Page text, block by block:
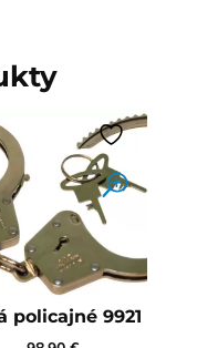
policajné 9921